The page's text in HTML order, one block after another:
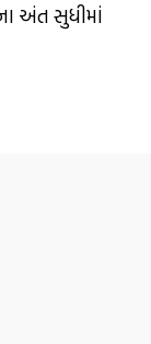
અંત સુધીમાં